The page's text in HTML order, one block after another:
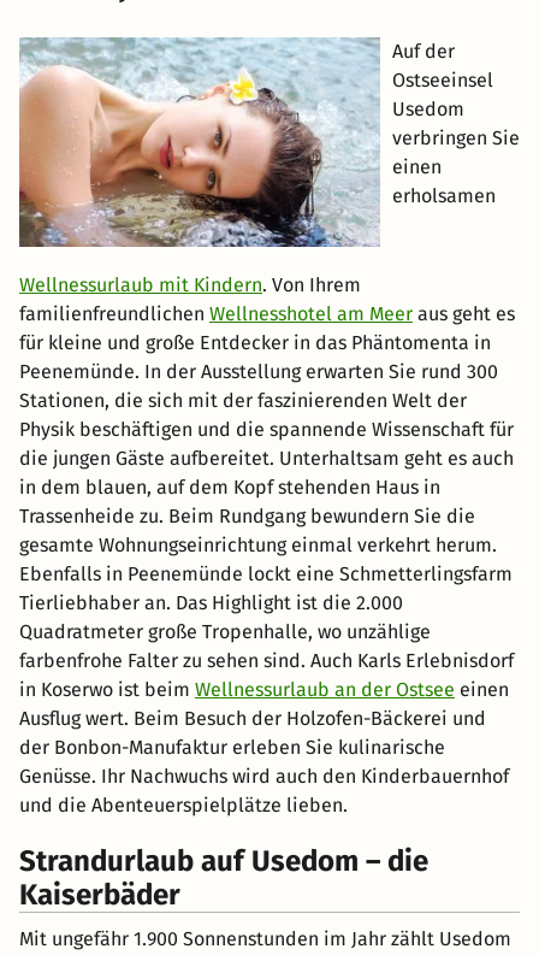
Auf der
Ostseeinsel
Usedom
verbringen Sie
einen
erholsamen
Wellnessurlaub mit Kindern. Von Ihrem
familienfreundlichen Wellnesshotel am Meer aus geht es
für kleine und große Entdecker in das Phäntomenta in
Peenemünde. In der Ausstellung erwarten Sie rund 300
Stationen, die sich mit der faszinierenden Welt der
Physik beschäftigen und die spannende Wissenschaft für
die jungen Gäste aufbereitet. Unterhaltsam geht es auch
in dem blauen, auf dem Kopf stehenden Haus in
Trassenheide zu. Beim Rundgang bewundern Sie die
gesamte Wohnungseinrichtung einmal verkehrt herum.
Ebenfalls in Peenemünde lockt eine Schmetterlingsfarm
Tierliebhaber an. Das Highlight ist die 2.000
Quadratmeter große Tropenhalle, wo unzählige
farbenfrohe Falter zu sehen sind. Auch Karls Erlebnisdorf
in Koserwo ist beim Wellnessurlaub an der Ostsee einen
Ausflug wert. Beim Besuch der Holzofen-Bäckerei und
der Bonbon-Manufaktur erleben Sie kulinarische
Genüsse. Ihr Nachwuchs wird auch den Kinderbauernhof
und die Abenteuerspielplätze lieben.
Strandurlaub auf Usedom – die
Kaiserbäder
Mit ungefähr 1.900 Sonnenstunden im Jahr zählt Usedom